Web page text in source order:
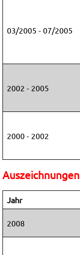
03/2005 - 07/2005
2002 - 2005
2000 - 2002
Auszeichnungen
Jahr
2008